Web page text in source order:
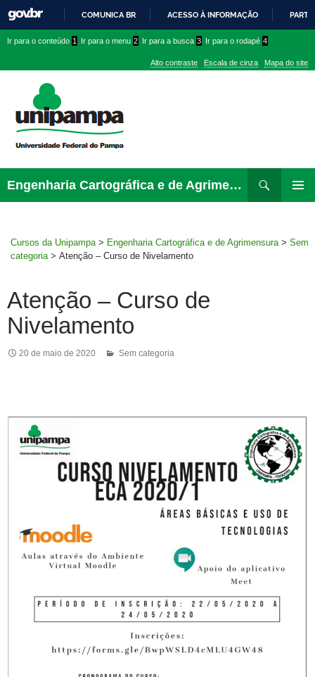
PARA
CONTEÚDO
COMUNICA BR ACESSO À INFORMAÇÃO
conteúdo
menu
superior
menu
Ir para o conteúdo 1 Ir para o menu 2 Ir para a busca 3 Ir para o rodapé 4
Alto contraste Escala de cinza Mapa do site
Engenharia Cartográfica e de Agrimensura
para
Cursos da Unipampa > Engenharia Cartográfica e de Agrimensura > Sem
categoria > Atenção – Curso de Nivelamento
Atenção – Curso de
Nivelamento
20 de maio de 2020 Sem categoria